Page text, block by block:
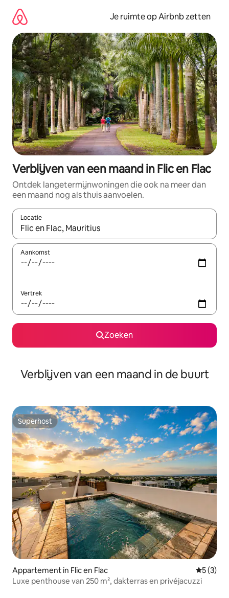
direct
naar
inhoud
Je ruimte op Airbnb zetten
Verblijven van een maand in Flic en Flac
Ontdek langetermijnwoningen die ook na meer dan
een maand nog als thuis aanvoelen.
Locatie
Wanneer er suggesties beschikbaar zijn, maak je een keuze
Aankomst
Vertrek
Zoeken
Verblijven van een maand in de buurt
Superhost
Superhost
Appartement in Flic en Flac
5 (3)
Luxe penthouse van 250 m², dakterras en privéjacuzzi